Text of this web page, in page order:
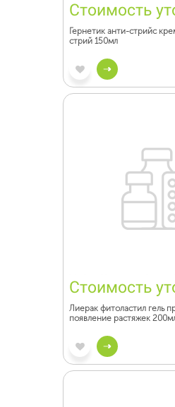
Стоимость
Гернетик анти-стрийс
стрий 150мл
Стоимость
Лиерак фитоластил гель
появление растяжек